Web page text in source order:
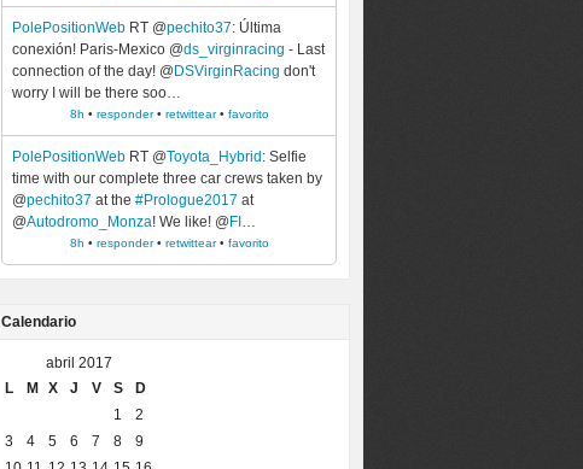
PolePositionWeb RT @pechito37: Última
conexión! Paris-Mexico @ds_virginracing - Last
connection of the day! @ DSVirginRacing don't
worry I will be there soo…
8h • responder• retwittear• favorito
PolePositionWeb RT @Toyota_Hybrid : Selfie
time with our complete three car crews taken by
@pechito37 at the #Prologue2017 at
@Autodromo_Monza! We like! @ FI …
8h • responder• retwittear• favorito
Calendario
abril 2017
L
M X J V S
D
1
2
3
4 5 6 7 8
9